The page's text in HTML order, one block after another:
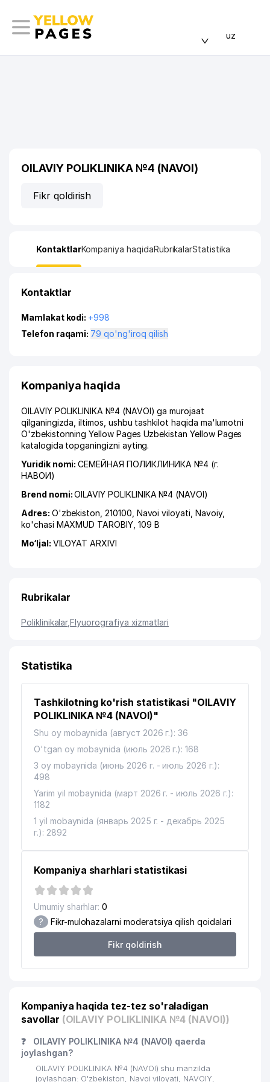
uz
OILAVIY POLIKLINIKA №4 (NAVOI)
Fikr qoldirish
KontaktlarKompaniya haqidaRubrikalarStatistika
Kontaktlar
Mamlakat kodi: +998
Telefon raqami:
79 qo'ng'iroq qilish
Kompaniya haqida
OILAVIY POLIKLINIKA №4 (NAVOI) ga murojaat
qilganingizda, iltimos, ushbu tashkilot haqida ma'lumotni
O'zbekistonning Yellow Pages Uzbekistan Yellow Pages
katalogida topganingizni ayting.
Yuridik nomi:СЕМЕЙНАЯ ПОЛИКЛИНИКА №4 (г.
НАВОИ)
Brend nomi:OILAVIY POLIKLINIKA №4 (NAVOI)
Adres: O'zbekiston, 210100, Navoi viloyati Navoiy,
ko'chasi MAXMUD TAROBIY, 109 B
Mo‘ljal: VILOYAT ARXIVI
Rubrikalar
Poliklinikalar,Flyuorografiya xizmatlari
Statistika
Tashkilotning ko'rish statistikasi "OILAVIY
POLIKLINIKA №4 (NAVOI)"
Shu oy mobaynida (август 2026 г.): 36
O'tgan oy mobaynida (июль 2026 г.): 168
3 oy mobaynida (июнь 2026 г. - июль 2026 г.):
498
Yarim yil mobaynida (март 2026 г. - июль 2026 г.):
1182
1 yil mobaynida (январь 2025 г. - декабрь 2025
г.): 2892
Kompaniya sharhlari statistikasi
Umumiy sharhlar: 0
? Fikr-mulohazalarni moderatsiya qilish qoidalari
Fikr qoldirish
Kompaniya haqida tez-tez so'raladigan
savollar (OILAVIY POLIKLINIKA №4 (NAVOI))
❓
OILAVIY POLIKLINIKA №4 (NAVOI) qaerda
joylashgan?
OILAVIY POLIKLINIKA №4 (NAVOI) shu manzilda
joylashgan: O'zbekiston, Navoi viloyati, NAVOIY,